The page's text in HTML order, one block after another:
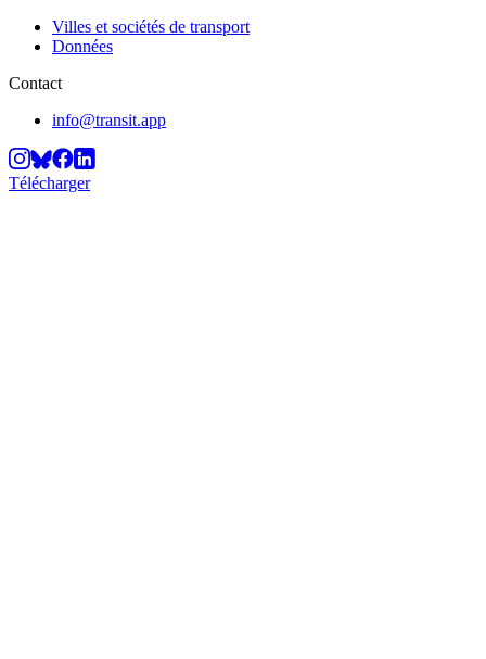
Villes et sociétés de transport
Données
Contact
info@transit.app
Télécharger